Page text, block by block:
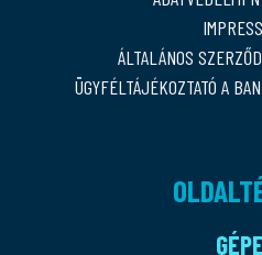
ÁLTALÁNOS
ÜGYFÉLTÁJÉKOZTATÓ A